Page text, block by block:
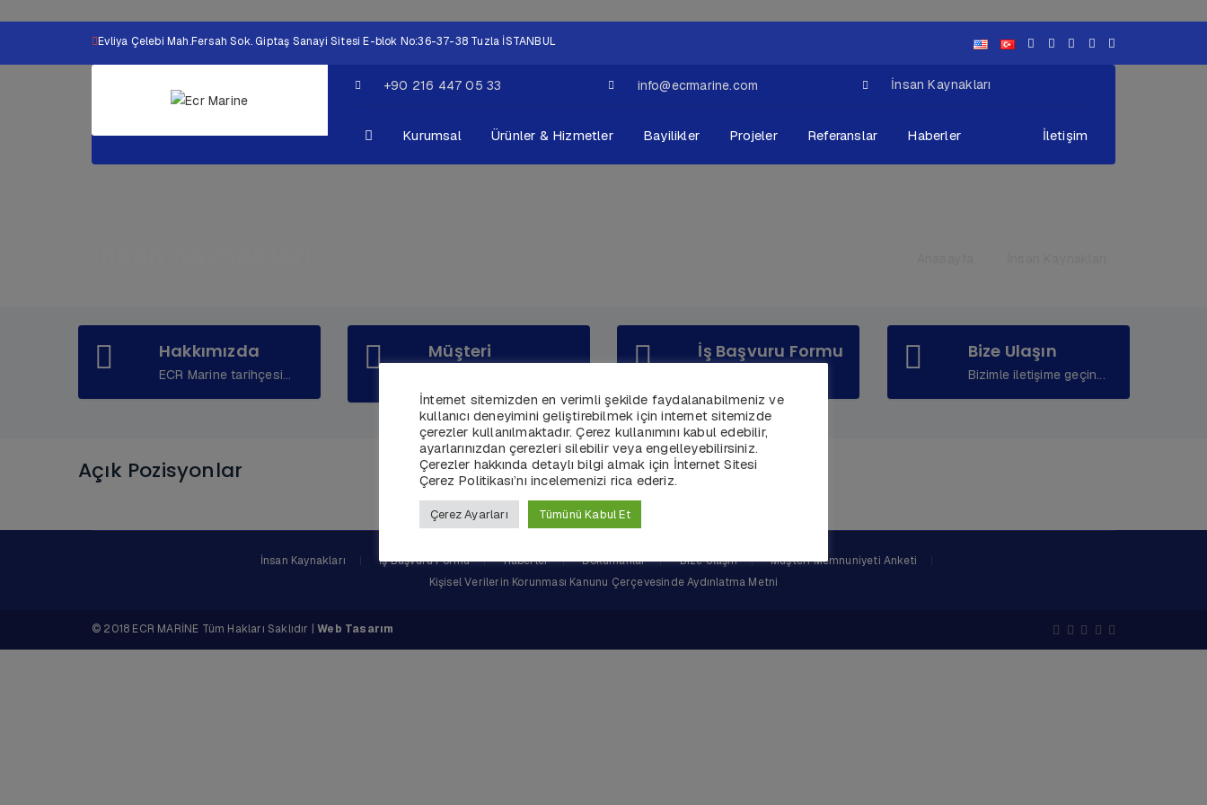
Evliya Çelebi Mah.Fersah Sok. Giptaş Sanayi Sitesi E-blok No:36-37-38 Tuzla İSTANBUL
+90 216 447 05 33 info@ecrmarine.com İnsan Kaynakları
Kurumsal Ürünler & Hizmetler Bayilikler Projeler Referanslar Haberler İletişim
Hakkımızda
ECR Marine tarihçesi...
Müşteri
İş Başvuru Formu Bize Ulaşın
Bizimle iletişime geçin...
Açık Pozisyonlar
İnsan Kaynakları İş Başvuru Formu Haberler Dökümanlar Bize Ulaşın
Müşteri Memnuniyeti Anketi
Kişisel Verilerin Korunması Kanunu Çerçevesinde Aydınlatma Metni
© 2018 ECR MARİNE Tüm Hakları Saklıdır |Web Tasarım
İnternet sitemizden en verimli şekilde faydalanabilmeniz ve
kullanıcı deneyimini geliştirebilmek için internet sitemizde
çerezler kullanılmaktadır. Çerez kullanımını kabul edebilir,
ayarlarınızdan çerezleri silebilir veya engelleyebilirsiniz.
Çerezler hakkında detaylı bilgi almak için İnternet Sitesi
Çerez Politikası’nı incelemenizi rica ederiz.
Çerez Ayarları Tümünü Kabul Et